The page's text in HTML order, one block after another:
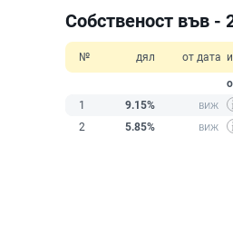
Собственост във -
№ дял от дата
1
9.15%
2
5.85%